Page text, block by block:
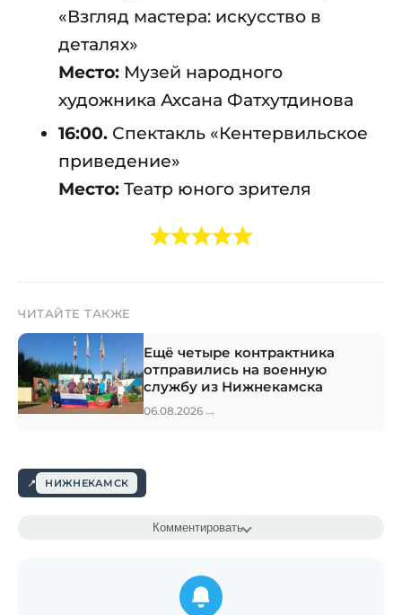
«Взгляд мастера: искусство в
деталях»
Место:Музей народного
художника Ахсана Фатхутдинова
16:00.Спектакль «Кентервильское
приведение»
Место:Театр юного зрителя
ЧИТАЙТЕ ТАКЖЕ
Ещё четыре контрактника
отправились на военную
службу из Нижнекамска
06.08.2026 →
НИЖНЕКАМСК
Комментировать